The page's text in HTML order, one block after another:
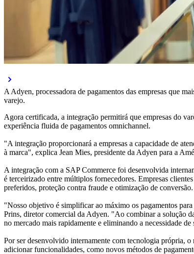
A Adyen, processadora de pagamentos das empresas que
varejo.
Agora certificada, a integração permitirá que empresas do
experiência fluida de pagamentos omnichannel.
"A integração proporcionará a empresas a capacidade de
à marca", explica Jean Mies, presidente da Adyen para a
A integração com a SAP Commerce foi desenvolvida
é terceirizado entre múltiplos fornecedores. Empresas
preferidos, proteção contra fraude e otimização de conversão.
"Nosso objetivo é simplificar ao máximo os pagamentos
Prins, diretor comercial da Adyen. "Ao combinar a solução
no mercado mais rapidamente e eliminando a necessidade
Por ser desenvolvido internamente com tecnologia própria,
adicionar funcionalidades, como novos métodos de